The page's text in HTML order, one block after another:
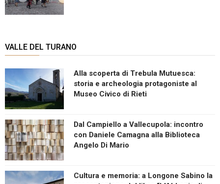
VALLE DEL TURANO
Alla scoperta di Trebula Mutuesca:
storia e archeologia protagoniste al
Museo Civico di Rieti
Dal Campiello a Vallecupola: incontro
con Daniele Camagna alla Biblioteca
Angelo Di Mario
Cultura e memoria: a Longone Sabino la